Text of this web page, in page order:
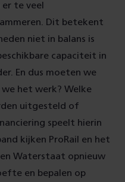
er te veel
Dit betekent
niet in balans is
capaciteit in
En dus moeten we
we het werk? Welke
uitgesteld of
speelt hierin
kijken ProRail en het
Waterstaat opnieuw
en bepalen op